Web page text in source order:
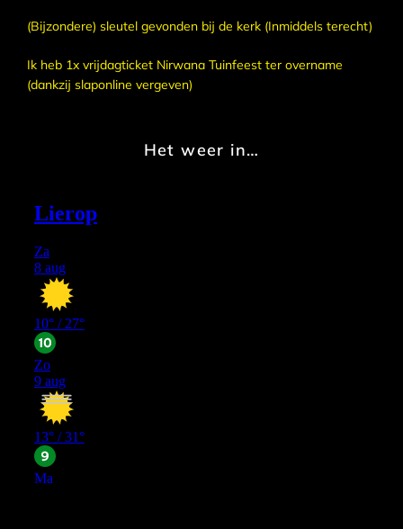
(Bijzondere) sleutel gevonden bij de kerk (Inmiddels terecht)
Ik heb 1x vrijdagticket Nirwana Tuinfeest ter overname
(dankzij slaponline vergeven)
Het weer in…